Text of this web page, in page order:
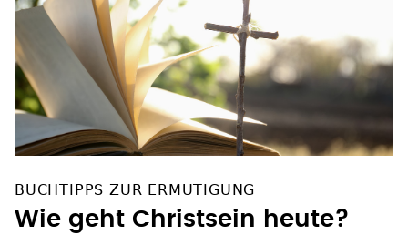
BUCHTIPPS ZUR ERMUTIGUNG
Wie geht Christsein heute?